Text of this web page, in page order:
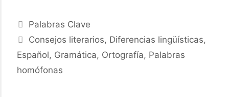
abrán
Categories
Palabras Clave
Tags
Consejos literarios, Diferencias lingüísticas,
Español, Gramática, Ortografía, Palabras
homófonas